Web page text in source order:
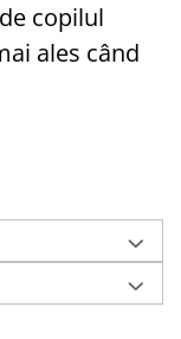
copilul
ales când